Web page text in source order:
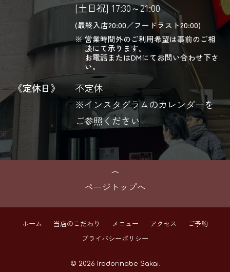
[土日祝] 17:30～21:00
(最終入店20:00／フードラスト20:00)
営業時間外のご利用希望は事前のご相
談にて承ります。
お電話またはDMにてお問い合わせ下さ
い。
《定休日》
不定休
※インスタグラムのカレンダーを
ご参照ください
ページトップへ
ホーム 当店のこだわり メニュー アクセス
ご予約
プライバシーポリシー
© 2026 Irodorinabe Sakai.